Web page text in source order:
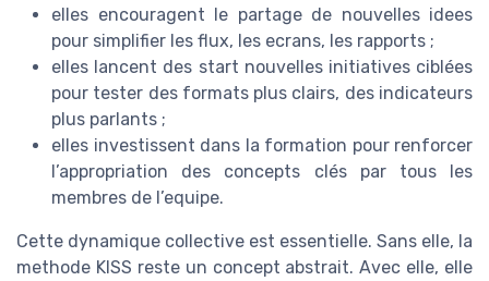
elles encouragent le partage de nouvelles idees
pour simplifier les flux, les ecrans, les rapports ;
elles lancent des start nouvelles initiatives ciblées
pour tester des formats plus clairs, des indicateurs
plus parlants ;
elles investissent dans la formation pour renforcer
l’appropriation des concepts clés par tous les
membres de l’equipe.
Cette dynamique collective est essentielle. Sans elle, la
methode KISS reste un concept abstrait. Avec elle, elle